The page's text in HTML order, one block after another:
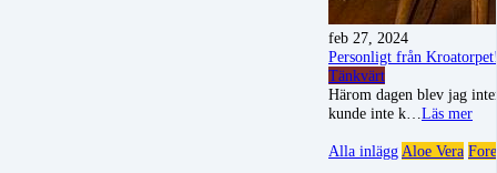
feb 27, 2024
Personligt från
Tänkvärt
Härom dagen blev jag
kunde inte k… Läs mer
Alla inlägg Aloe Vera